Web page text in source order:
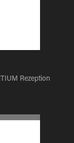
Rezeption